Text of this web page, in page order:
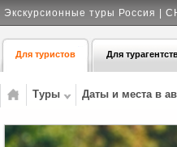
Экскурсионные туры Россия |
Для туристов Для
Туры Даты и места в